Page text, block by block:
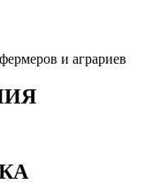
и аграриев